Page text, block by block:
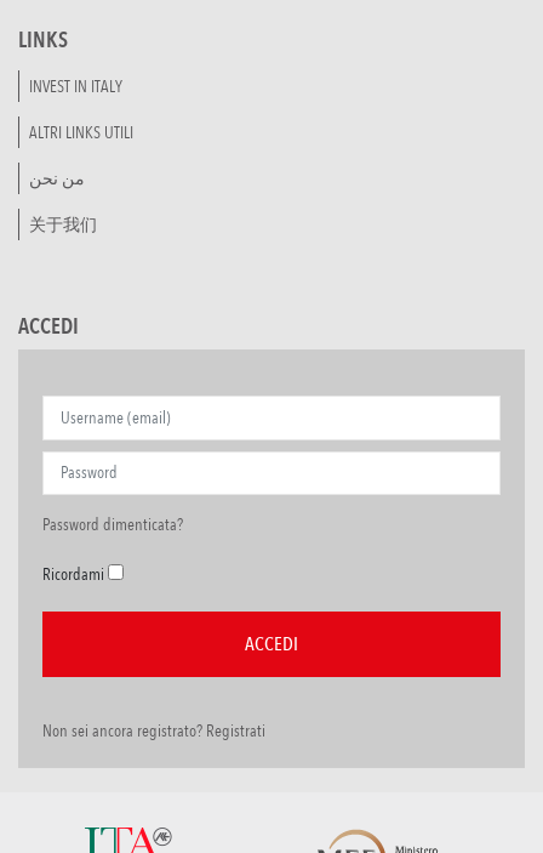
LINKS
INVEST IN ITALY
ALTRI LINKS UTILI
من نحن
关于我们
ACCEDI
Password dimenticata?
Ricordami
Non sei ancora registrato? Registrati